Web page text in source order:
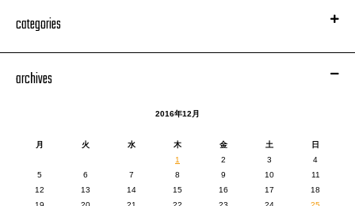
categories
archives
2016年12月
月 火 水 木 金 土
日
1
2 3
4
5
6 7 8 9 10
11
12
13 14 15 16 17
18